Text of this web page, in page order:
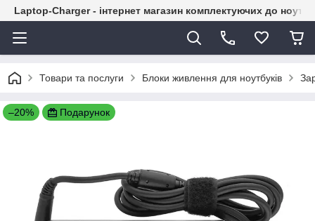
Laptop-Charger - інтернет магазин комплектуючих до
Товари та послуги Блоки живлення для ноутбуків
–20% Подарунок